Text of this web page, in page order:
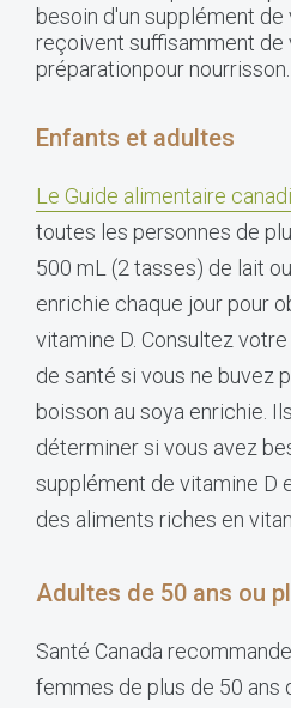
besoin d'un supplément de
reçoivent suffisamment de
préparationpour nourrisson.
Enfants et adultes
Le Guide alimentaire
toutes les personnes de
500 mL (2 tasses) de lait
enrichie chaque jour pour
vitamine D. Consultez
de santé si vous ne buvez
boisson au soya enrichie.
déterminer si vous avez
supplément de vitamine D
des aliments riches en
Adultes de 50 ans ou
Santé Canada
femmes de plus de 50 ans